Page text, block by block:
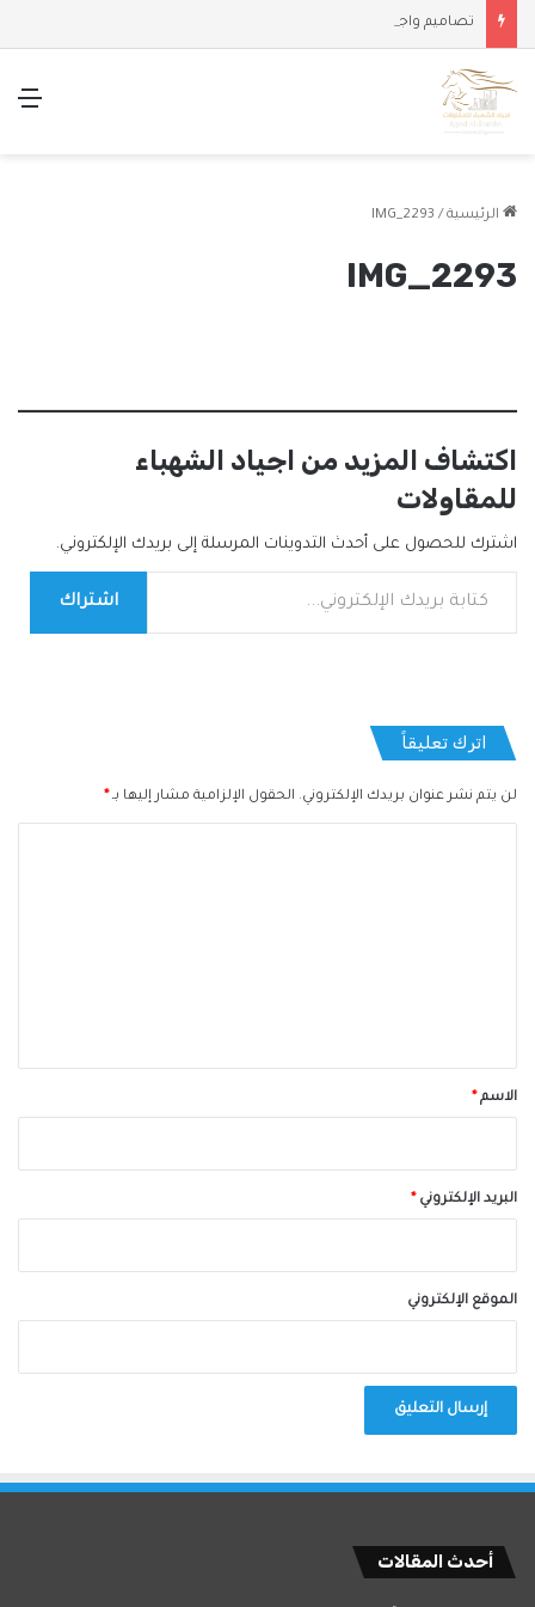
تصاميم واجهات وملاحق حديثة
الرئيسية /
IMG_2293
IMG_2293
اكتشاف المزيد من اجياد الشهباء
للمقاولات
اشترك للحصول على أحدث التدوينات المرسلة إلى بريدك الإلكتروني.
كتابة بريدك الإلكتروني...
اشتراك
اترك تعليقاً
لن يتم نشر عنوان بريدك الإلكتروني. الحقول الإلزامية مشار إليها بـ*
*الاسم*
البريد الإلكتروني*
الموقع الإلكتروني
أحدث المقالات